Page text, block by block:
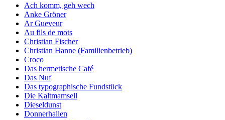
Ach komm, geh wech
Anke Gröner
Ar Gueveur
Au fils de mots
Christian Fischer
Christian Hanne (Familienbetrieb)
Croco
Das hermetische Café
Das Nuf
Das typographische Fundstück
Die Kaltmamsell
Dieseldunst
Donnerhallen